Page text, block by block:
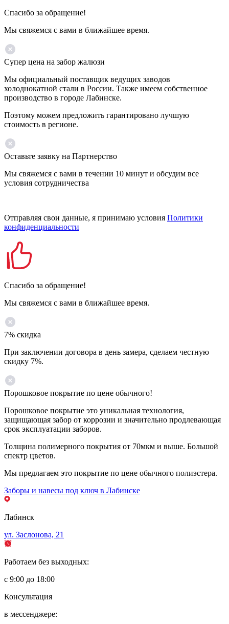
Спасибо за обращение!
Мы свяжемся с вами в ближайшее время.
Супер цена на забор жалюзи
Мы официальный поставщик ведущих заводов
холоднокатной стали в России. Также имеем собственное
производство в городе Лабинске.
Поэтому можем предложить гарантировано лучшую
стоимость в регионе.
Оставьте заявку на Партнерство
Мы свяжемся с вами в течении 10 минут и обсудим все
условия сотрудничества
Отправляя свои данные, я принимаю условия Политики
конфиденциальности
Спасибо за обращение!
Мы свяжемся с вами в ближайшее время.
7% скидка
При заключении договора в день замера, сделаем честную
скидку 7%.
Порошковое покрытие по цене обычного!
Порошковое покрытие это уникальная технология,
защищающая забор от коррозии и значительно продлевающая
срок эксплуатации заборов.
Толщина полимерного покрытия от 70мкм и выше. Большой
спектр цветов.
Мы предлагаем это покрытие по цене обычного полиэстера.
Заборы и навесы под ключ в Лабинске
Лабинск
ул. Заслонова, 21
Работаем без выходных:
с 9:00 до 18:00
Консультация
в мессенджере: